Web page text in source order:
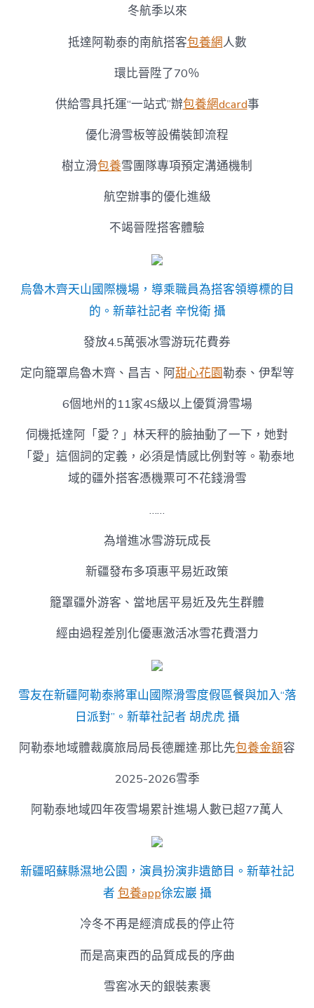
冬航季以來
抵達阿勒泰的南航搭客包養網人數
環比晉陞了70％
供給雪具托運“一站式”辦包養網dcard事
優化滑雪板等設備裝卸流程
樹立滑包養雪團隊專項預定溝通機制
航空辦事的優化進級
不竭晉陞搭客體驗
烏魯木齊天山國際機場，導乘職員為搭客領導標的目
的。新華社記者 辛悅衛 攝
發放4.5萬張冰雪游玩花費券
定向籠罩烏魯木齊、昌吉、阿甜心花園勒泰、伊犁等
6個地州的11家4S級以上優質滑雪場
伺機抵達阿「愛？」林天秤的臉抽動了一下，她對
「愛」這個詞的定義，必須是情感比例對等。勒泰地
域的疆外搭客憑機票可不花錢滑雪
……
為增進冰雪游玩成長
新疆發布多項惠平易近政策
籠罩疆外游客、當地居平易近及先生群體
經由過程差別化優惠激活冰雪花費潛力
雪友在新疆阿勒泰將軍山國際滑雪度假區餐與加入“落
日派對”。新華社記者 胡虎虎 攝
阿勒泰地域體裁廣旅局局長德麗達·那比先包養金額容
2025-2026雪季
阿勒泰地域四年夜雪場累計進場人數已超77萬人
新疆昭蘇縣濕地公園，演員扮演非遺節目。新華社記
者 包養app徐宏巖 攝
冷冬不再是經濟成長的停止符
而是高東西的品質成長的序曲
雪窖冰天的銀裝素裹